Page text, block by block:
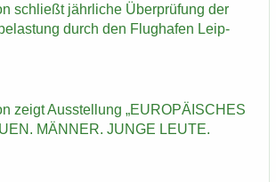
schließt jähr­li­che Über­prü­fung der
durch den Flug­ha­fen Leip­
zeigt Aus­stel­lung „EU­RO­PÄI­SCHES
MÄN­NER. JUNGE LEUTE.